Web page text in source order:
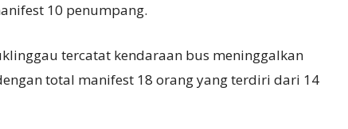
10 penumpang.
tercatat kendaraan bus meninggalkan
total manifest 18 orang yang terdiri dari 14